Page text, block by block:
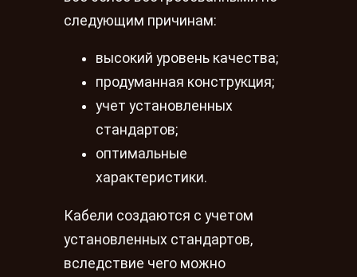
следующим причинам:
высокий уровень качества;
продуманная конструкция;
учет установленных
стандартов;
оптимальные
характеристики.
Кабели создаются с учетом
установленных стандартов,
вследствие чего можно